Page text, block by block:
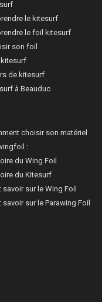
le kitesurf
le foil kitesurf
son foil
de kitesurf
à Beauduc
choisir son matériel
:
du Wing Foil
du Kitesurf
savoir sur le Wing Foil
savoir sur le Parawing Foil